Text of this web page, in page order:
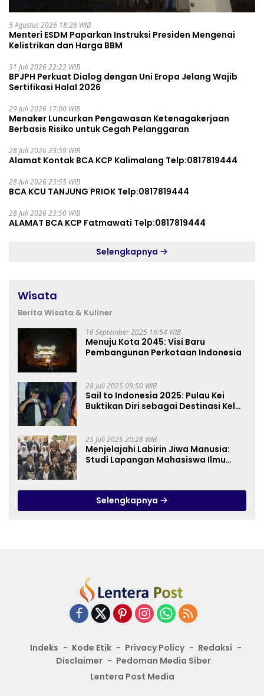
5 Agustus 2026 18:26 WIB
Menteri ESDM Paparkan Instruksi Presiden Mengenai
Kelistrikan dan Harga BBM
31 Juli 2026 22:22 WIB
BPJPH Perkuat Dialog dengan Uni Eropa Jelang Wajib
Sertifikasi Halal 2026
29 Juli 2026 17:00 WIB
Menaker Luncurkan Pengawasan Ketenagakerjaan
Berbasis Risiko untuk Cegah Pelanggaran
28 Juli 2026 23:59 WIB
Alamat Kontak BCA KCP Kalimalang Telp:0817819444
28 Juli 2026 23:55 WIB
BCA KCU TANJUNG PRIOK Telp:0817819444
28 Juli 2026 23:50 WIB
ALAMAT BCA KCP Fatmawati Telp:0817819444
Selengkapnya
Wisata
Berita Wisata & Kuliner
16 September 2025 16:54 WIB
Menuju Kota 2045: Visi Baru
Pembangunan Perkotaan Indonesia
28 Juli 2025 09:50 WIB
Sail to Indonesia 2025: Pulau Kei
Buktikan Diri sebagai Destinasi Kelas
25 Juli 2025 20:28 WIB
Menjelajahi Labirin Jiwa Manusia:
Studi Lapangan Mahasiswa Ilmu
Selengkapnya
Indeks Kode Etik Privacy Policy
Redaksi
Disclaimer
Pedoman Media Siber
Lentera Post Media